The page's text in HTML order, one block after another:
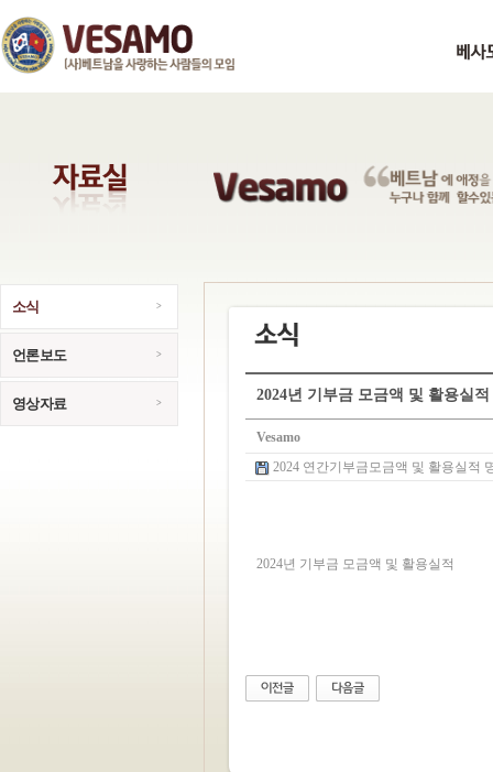
소식
언론보도
영상자료
2024년 기부금 모금액 및 활용실적
Vesamo
2024 연간기부금모금액 및 활용실적
2024년 기부금 모금액 및 활용실적